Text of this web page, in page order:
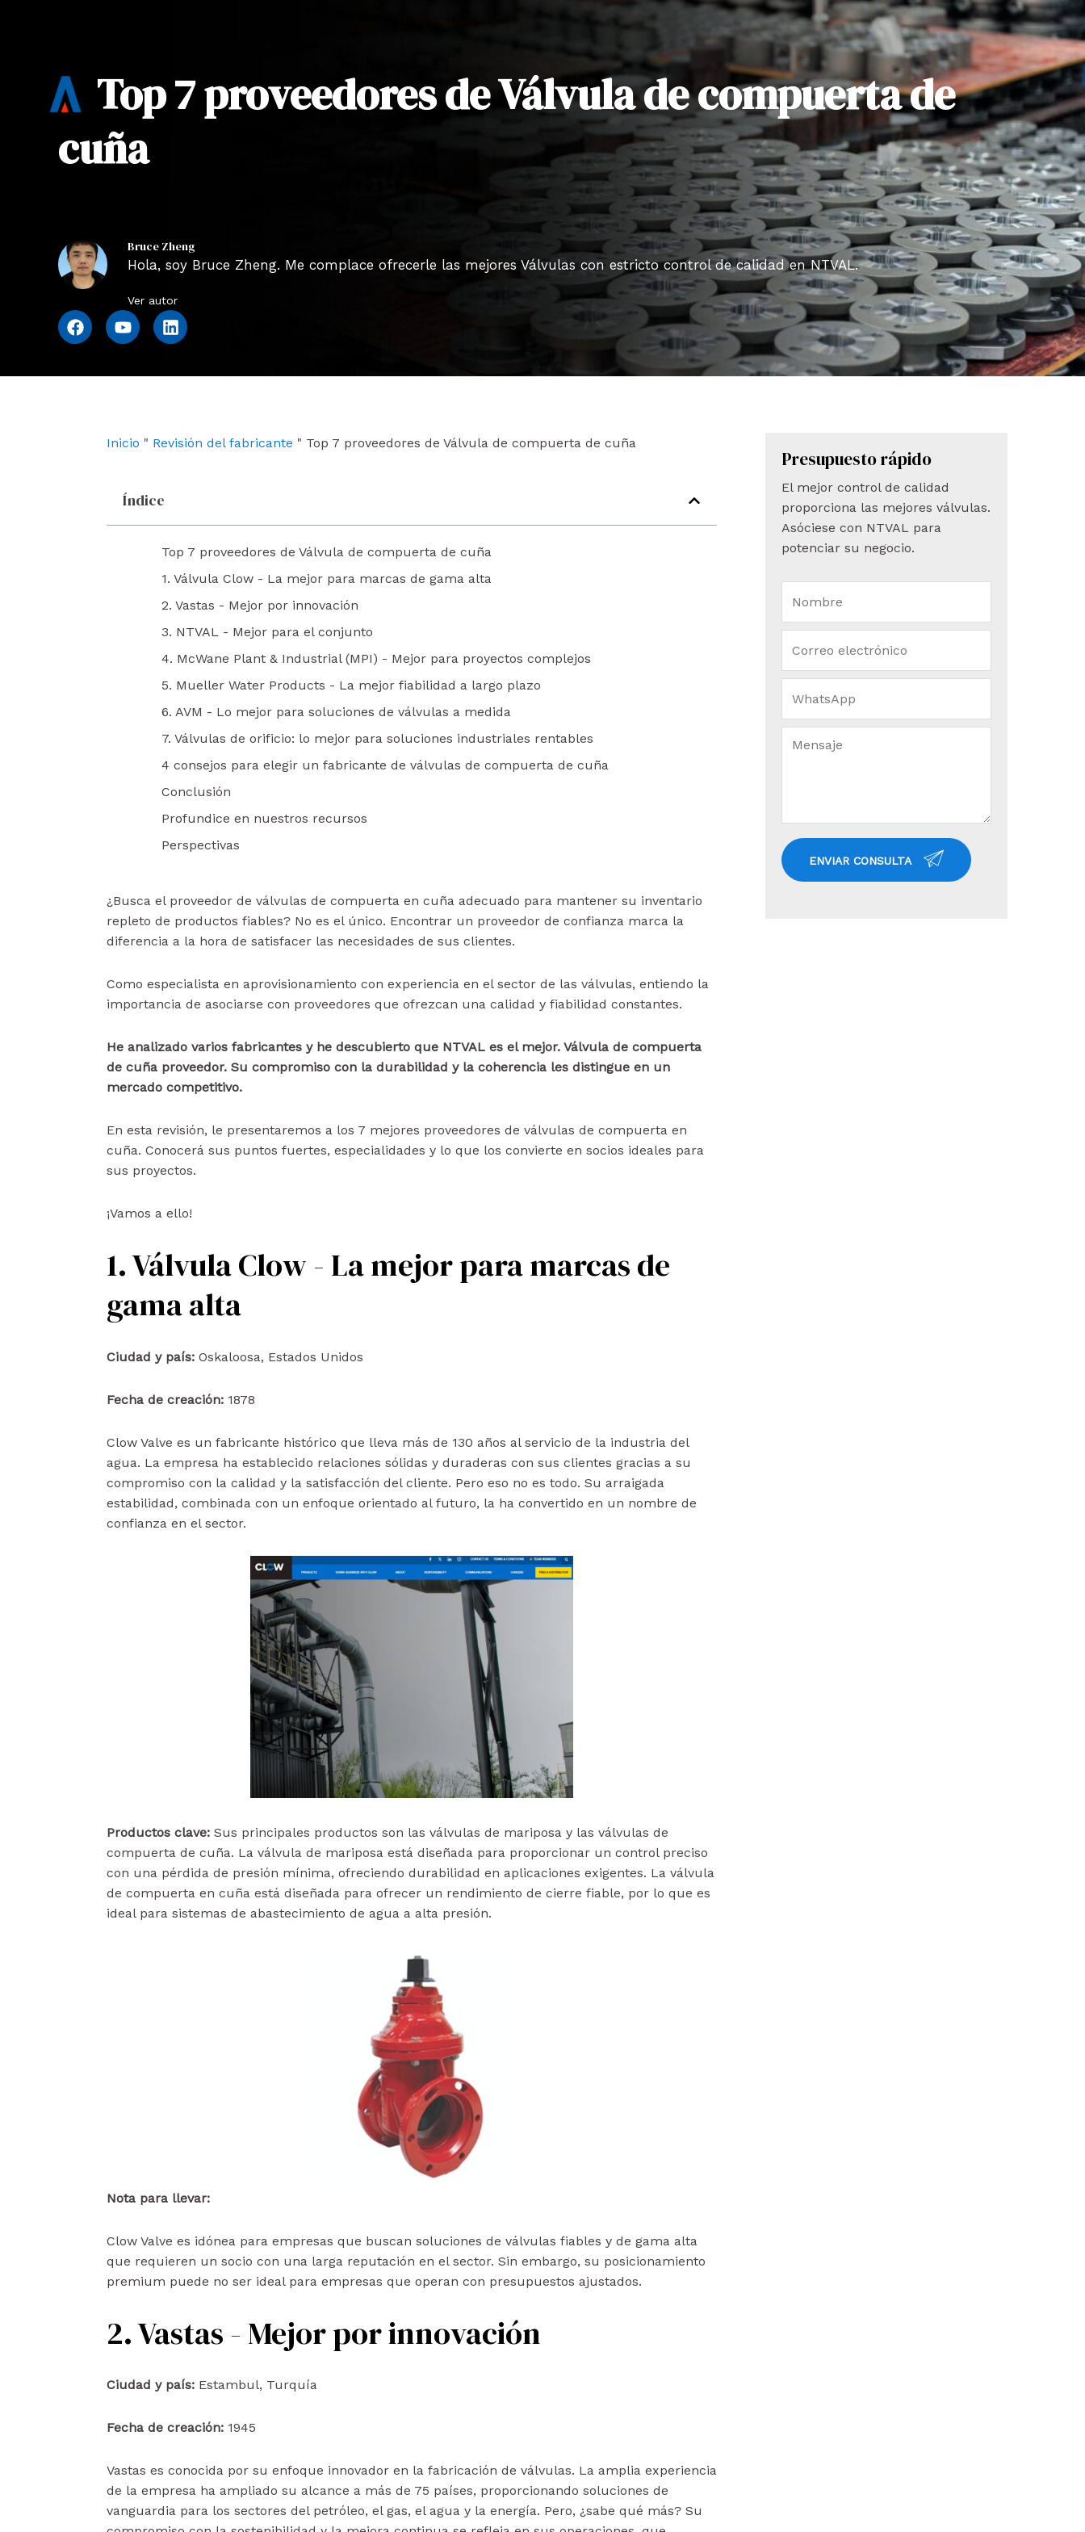
Top 7 proveedores de Válvula de compuerta de
cuña
Bruce Zheng
Hola, soy Bruce Zheng. Me complace ofrecerle las mejores Válvulas con estricto control de calidad en NTVAL.
Ver autor
F
a
Y
o
L
i
n
Inicio " Revisión del fabricante " Top 7 proveedores de Válvula de compuerta de cuña
Índice
Top 7 proveedores de Válvula de compuerta de cuña
1. Válvula Clow - La mejor para marcas de gama alta
2. Vastas - Mejor por innovación
3. NTVAL - Mejor para el conjunto
4. McWane Plant & Industrial (MPI) - Mejor para proyectos complejos
5. Mueller Water Products - La mejor fiabilidad a largo plazo
6. AVM - Lo mejor para soluciones de válvulas a medida
7. Válvulas de orificio: lo mejor para soluciones industriales rentables
4 consejos para elegir un fabricante de válvulas de compuerta de cuña
Conclusión
Profundice en nuestros recursos
Perspectivas
¿Busca el proveedor de válvulas de compuerta en cuña adecuado para mantener su inventario
repleto de productos fiables? No es el único. Encontrar un proveedor de confianza marca la
diferencia a la hora de satisfacer las necesidades de sus clientes.
Como especialista en aprovisionamiento con experiencia en el sector de las válvulas, entiendo la
importancia de asociarse con proveedores que ofrezcan una calidad y fiabilidad constantes.
He analizado varios fabricantes y he descubierto que NTVAL es el mejor. Válvula de compuerta
de cuña proveedor. Su compromiso con la durabilidad y la coherencia les distingue en un
mercado competitivo.
En esta revisión, le presentaremos a los 7 mejores proveedores de válvulas de compuerta en
cuña. Conocerá sus puntos fuertes, especialidades y lo que los convierte en socios ideales para
sus proyectos.
¡Vamos a ello!
1. Válvula Clow - La mejor para marcas de
gama alta
Ciudad y país: Oskaloosa, Estados Unidos
Fecha de creación: 1878
Clow Valve es un fabricante histórico que lleva más de 130 años al servicio de la industria del
agua. La empresa ha establecido relaciones sólidas y duraderas con sus clientes gracias a su
compromiso con la calidad y la satisfacción del cliente. Pero eso no es todo. Su arraigada
estabilidad, combinada con un enfoque orientado al futuro, la ha convertido en un nombre de
confianza en el sector.
Productos clave: Sus principales productos son las válvulas de mariposa y las válvulas de
compuerta de cuña. La válvula de mariposa está diseñada para proporcionar un control preciso
con una pérdida de presión mínima, ofreciendo durabilidad en aplicaciones exigentes. La válvula
de compuerta en cuña está diseñada para ofrecer un rendimiento de cierre fiable, por lo que es
ideal para sistemas de abastecimiento de agua a alta presión.
Nota para llevar:
Clow Valve es idónea para empresas que buscan soluciones de válvulas fiables y de gama alta
que requieren un socio con una larga reputación en el sector. Sin embargo, su posicionamiento
premium puede no ser ideal para empresas que operan con presupuestos ajustados.
2. Vastas - Mejor por innovación
Ciudad y país: Estambul, Turquía
Fecha de creación: 1945
Vastas es conocida por su enfoque innovador en la fabricación de válvulas. La amplia experiencia
de la empresa ha ampliado su alcance a más de 75 países, proporcionando soluciones de
vanguardia para los sectores del petróleo, el gas, el agua y la energía. Pero, ¿sabe qué más? Su
Presupuesto rápido
El mejor control de calidad
proporciona las mejores válvulas.
Asóciese con NTVAL para
potenciar su negocio.
ENVIAR CONSULTA